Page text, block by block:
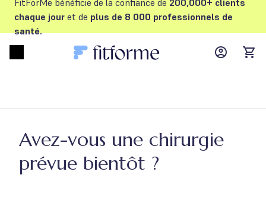
FitForMe bénéficie de la confiance de 200,000+ clients
chaque jour et de plus de 8 000 professionnels de
santé.
MyFFM
Avez-vous une chirurgie
prévue bientôt ?